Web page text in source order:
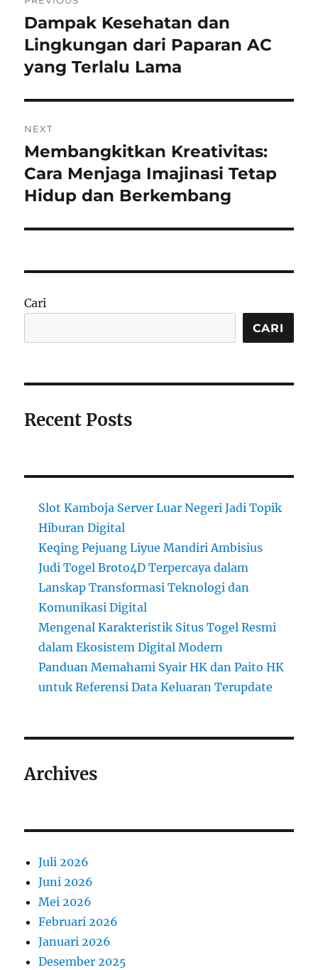
pos
Previous
post:
Dampak Kesehatan dan
Lingkungan dari Paparan AC
yang Terlalu Lama
NEXT
Next
post:
Membangkitkan Kreativitas:
Cara Menjaga Imajinasi Tetap
Hidup dan Berkembang
Cari
CARI
Recent Posts
Slot Kamboja Server Luar Negeri Jadi Topik
Hiburan Digital
Keqing Pejuang Liyue Mandiri Ambisius
Judi Togel Broto4D Terpercaya dalam
Lanskap Transformasi Teknologi dan
Komunikasi Digital
Mengenal Karakteristik Situs Togel Resmi
dalam Ekosistem Digital Modern
Panduan Memahami Syair HK dan Paito HK
untuk Referensi Data Keluaran Terupdate
Archives
Juli 2026
Juni 2026
Mei 2026
Februari 2026
Januari 2026
Desember 2025